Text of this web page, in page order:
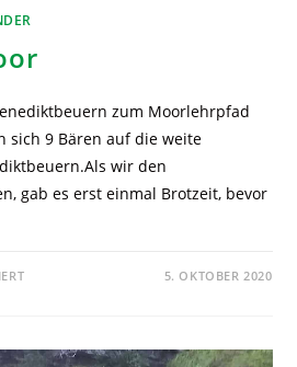
zum Moorlehrpfad
sich 9 Bären auf die weite
wir den
gab es erst einmal Brotzeit, bevor
5. OKTOBER 2020